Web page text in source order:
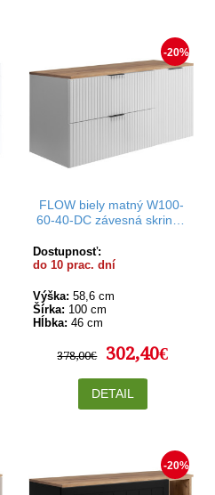
-20%
FLOW biely matný W100-
60-40-DC závesná skrinka
Dostupnosť:
do 10 prac. dní
Výška: 58,6 cm
Šírka: 100 cm
Hĺbka: 46 cm
378,00€ 302,40€
DETAIL
-20%